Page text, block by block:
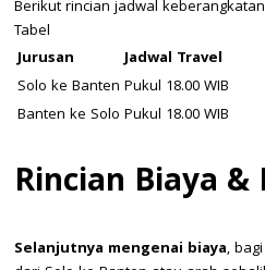
Berikut rincian jadwal
Tabel
Jurusan
Jadwal Travel
Solo ke Banten Pukul 18.00 WIB
Banten ke Solo Pukul 18.00 WIB
Rincian Biaya
Selanjutnya mengenai biaya,